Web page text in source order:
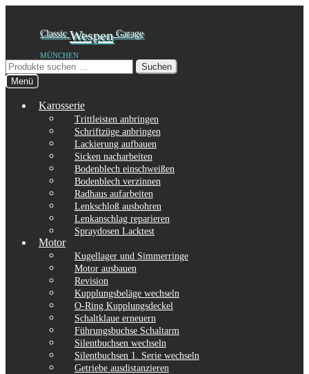
springen
springen
ClassicWespen Garage
MÜNCHEN
Suchen
nach:
Suchen
Menü
Karosserie
Trittleisten anbringen
Schriftzüge anbringen
Lackierung aufbauen
Sicken nacharbeiten
Bodenblech einschweißen
Bodenblech verzinnen
Radhaus aufarbeiten
Lenkschloß ausbohren
Lenkanschlag reparieren
Spraydosen Lacktest
Motor
Kugellager und Simmerringe
Motor ausbauen
Revision
Kupplungsbeläge wechseln
O-Ring Kupplungsdeckel
Schaltklaue erneuern
Führungsbuchse Schaltarm
Silentbuchsen wechseln
Silentbuchsen 1. Serie wechseln
Getriebe ausdistanzieren